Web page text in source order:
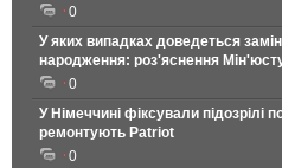
0
У яких випадках доведеться
народження: роз'яснення
0
У Німеччині фіксували підозрілі
ремонтують Patriot
0